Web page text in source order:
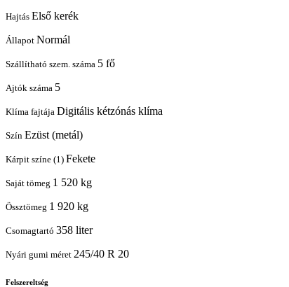
Hajtás Első kerék
Állapot Normál
Szállítható szem. száma 5 fő
Ajtók száma 5
Klíma fajtája Digitális kétzónás klíma
Szín Ezüst (metál)
Kárpit színe (1) Fekete
Saját tömeg 1 520 kg
Össztömeg 1 920 kg
Csomagtartó 358 liter
Nyári gumi méret 245/40 R 20
Felszereltség